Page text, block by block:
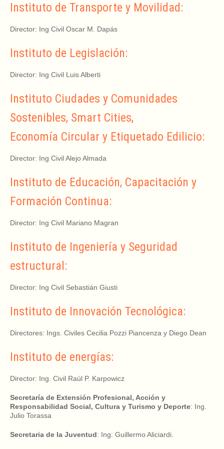
Instituto de Transporte y Movilidad:
Director: Ing Civil Oscar M. Dapás
Instituto de Legislación:
Director: Ing Civil Luis Alberti
Instituto Ciudades y Comunidades
Sostenibles, Smart Cities,
Economía Circular y Etiquetado Edilicio:
Director: Ing Civil Alejo Almada
Instituto de Educación, Capacitación y
Formación Continua:
Director: Ing Civil Mariano Magran
Instituto de Ingeniería y Seguridad
estructural:
Director: Ing Civil Sebastián Giusti
Instituto de Innovación Tecnológica:
Directores: Ings. Civiles Cecilia Pozzi Piancenza y Diego Dean
Instituto de energías:
Director: Ing. Civil Raúl P. Karpowicz
Secretaría de Extensión Profesional, Acción y
Responsabilidad Social, Cultura y Turismo y Deporte: Ing.
Julio Torassa
Secretaria de la Juventud: Ing. Guillermo Aliciardi.